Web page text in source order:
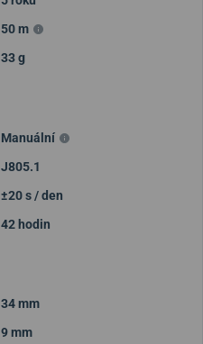
50 m
33 g
Manuální
J805.1
±20 s / den
42 hodin
34 mm
9 mm